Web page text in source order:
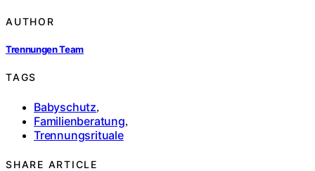
AUTHOR
Trennungen Team
TAGS
Babyschutz,
Familienberatung,
Trennungsrituale
SHARE ARTICLE